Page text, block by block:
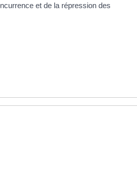
et de la répression des